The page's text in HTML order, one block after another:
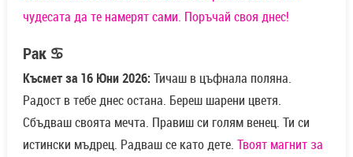
чудесата да те намерят сами. Поръчай своя днес!
Рак ♋
Късмет за 16 Юни 2026:Тичаш в цъфнала поляна.
Радост в тебе днес остана. Береш шарени цветя.
Сбъдваш своята мечта. Правиш си голям венец. Ти си
истински мъдрец. Радваш се като дете. Твоят магнит за